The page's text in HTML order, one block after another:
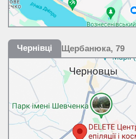
Чернівці Щербанюка, 79